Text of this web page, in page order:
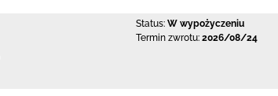
Status: W wypożyczeniu
Termin zwrotu: 2026/08/24